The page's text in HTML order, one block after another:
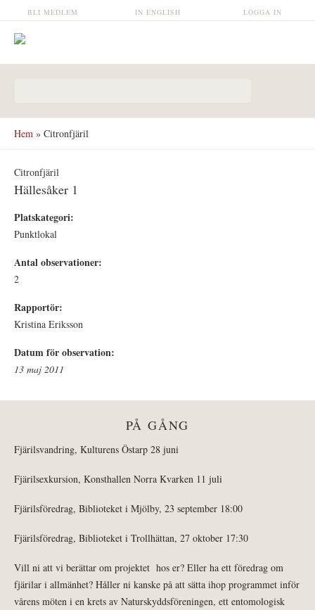
Hoppa till huvudinnehåll LOGGA IN
IN ENGLISH
BLI MEDLEM
Hem » Citronfjäril
Citronfjäril
Hällesåker 1
Platskategori:
Punktlokal
Antal observationer:
2
Rapportör:
Kristina Eriksson
Datum för observation:
13 maj 2011
PÅ GÅNG
Fjärilsvandring, Kulturens Östarp 28 juni
Fjärilsexkursion, Konsthallen Norra Kvarken 11 juli
Fjärilsföredrag, Biblioteket i Mjölby, 23 september 18:00
Fjärilsföredrag, Biblioteket i Trollhättan, 27 oktober 17:30
Vill ni att vi berättar om projektet hos er? Eller ha ett föredrag om
fjärilar i allmänhet? Håller ni kanske på att sätta ihop programmet inför
vårens möten i en krets av Naturskyddsföreningen, ett entomologisk